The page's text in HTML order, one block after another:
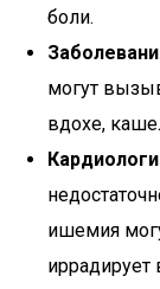
боли.
могут
вдохе,
ишемия
иррадирует